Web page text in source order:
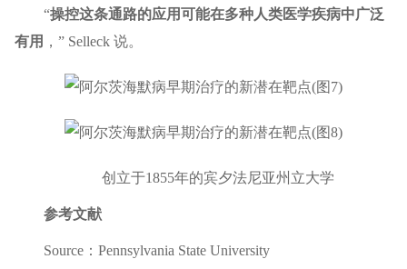
“操控这条通路的应用可能在多种人类医学疾病中广泛
有用 ，” Selleck 说。
创立于1855年的宾夕法尼亚州立大学
参考文献
Source：Pennsylvania State University